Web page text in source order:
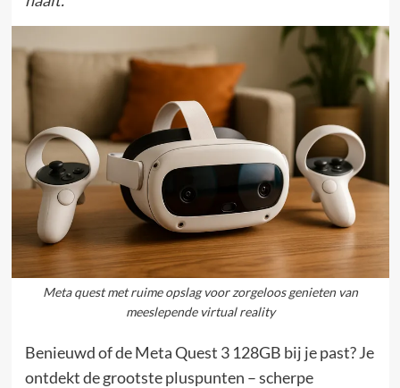
Meta quest met ruime opslag voor zorgeloos genieten van
meeslepende virtual reality
Benieuwd of de Meta Quest 3 128GB bij je past? Je
ontdekt de grootste pluspunten – scherpe